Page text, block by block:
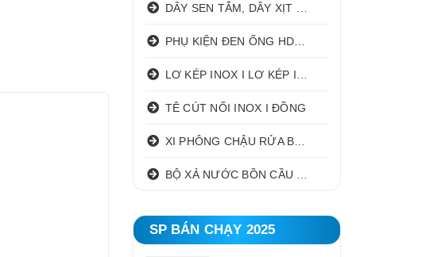
TÊ CÚT NỐI INOX I ĐỒNG
SP BÁN CHẠY 2025